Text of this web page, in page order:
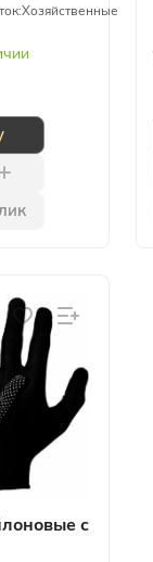
Хозяйственные
с